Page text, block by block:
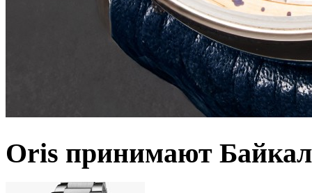
Oris принимают